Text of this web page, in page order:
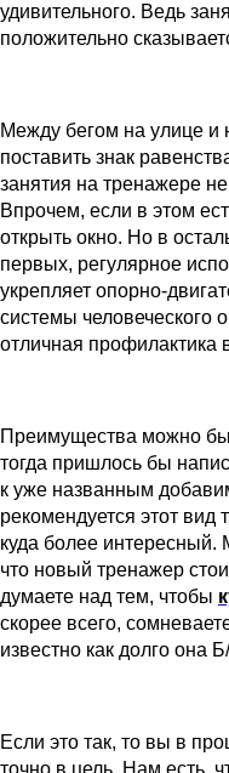
удивительного. Ведь
положительно
Между бегом на улице и
поставить знак
занятия на тренажере
Впрочем, если в этом
открыть окно. Но в
первых, регулярное
укрепляет опорно-
системы человеческого
отличная профилактика
Преимущества можно
тогда пришлось бы
к уже названным
рекомендуется этот вид
куда более интересный.
что новый тренажер
думаете над тем, чтобы
скорее всего,
известно как долго она
Если это так, то вы в